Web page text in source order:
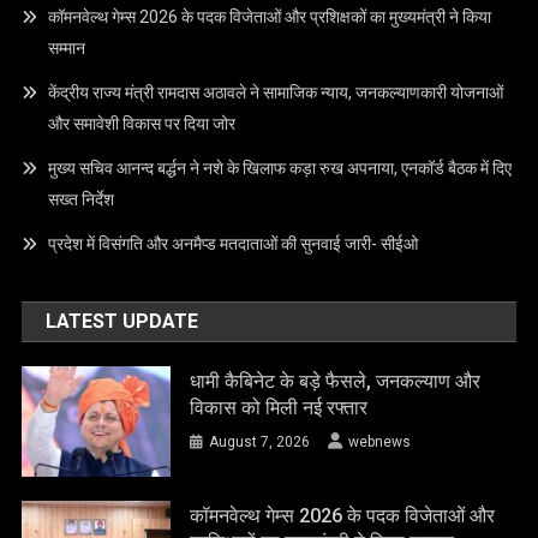
कॉमनवेल्थ गेम्स 2026 के पदक विजेताओं और प्रशिक्षकों का मुख्यमंत्री ने किया
सम्मान
केंद्रीय राज्य मंत्री रामदास अठावले ने सामाजिक न्याय, जनकल्याणकारी योजनाओं
और समावेशी विकास पर दिया जोर
मुख्य सचिव आनन्द बर्द्धन ने नशे के खिलाफ कड़ा रुख अपनाया, एनकॉर्ड बैठक में दिए
सख्त निर्देश
प्रदेश में विसंगति और अनमैप्ड मतदाताओं की सुनवाई जारी- सीईओ
LATEST UPDATE
धामी कैबिनेट के बड़े फैसले, जनकल्याण और
विकास को मिली नई रफ्तार
August 7, 2026 webnews
कॉमनवेल्थ गेम्स 2026 के पदक विजेताओं और